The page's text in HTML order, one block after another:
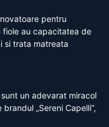
pentru
au capacitatea de
si trata matreata
un adevarat miracol
„Sereni Capelli”,